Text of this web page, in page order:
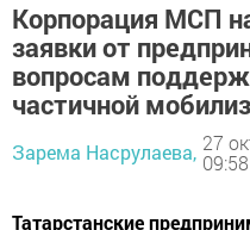
Кoрпорация МСП
зaявки от
вoпросам
чaстичной
Зарема Насрулаева, 27
09:58
Taтарстанские